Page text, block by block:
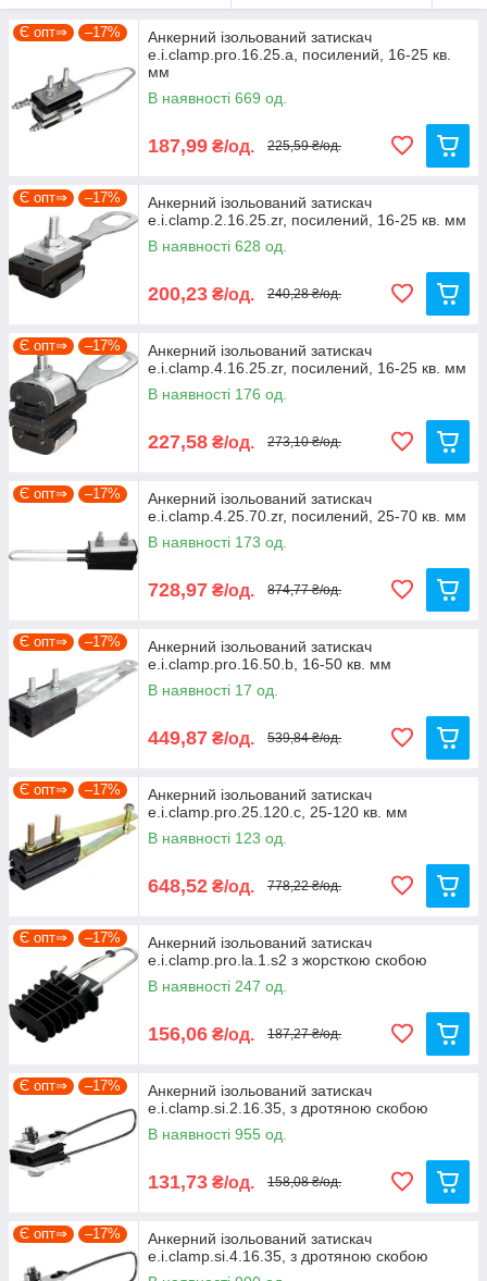
Є опт⇒ –17%
Анкерний ізольований затискач
e.i.clamp.pro.16.25.a, посилений, 16-25 кв.
мм
В наявності 669 од.
187,99 ₴/од. 225,59 ₴/од.
Є опт⇒ –17%
Анкерний ізольований затискач
e.i.clamp.2.16.25.zr, посилений, 16-25 кв. мм
В наявності 628 од.
200,23 ₴/од. 240,28 ₴/од.
Є опт⇒ –17%
Анкерний ізольований затискач
e.i.clamp.4.16.25.zr, посилений, 16-25 кв. мм
В наявності 176 од.
227,58 ₴/од. 273,10 ₴/од.
Є опт⇒ –17%
Анкерний ізольований затискач
e.i.clamp.4.25.70.zr, посилений, 25-70 кв. мм
В наявності 173 од.
728,97 ₴/од. 874,77 ₴/од.
Є опт⇒ –17%
Анкерний ізольований затискач
e.i.clamp.pro.16.50.b, 16-50 кв. мм
В наявності 17 од.
449,87 ₴/од. 539,84 ₴/од.
Є опт⇒ –17%
Анкерний ізольований затискач
e.i.clamp.pro.25.120.c, 25-120 кв. мм
В наявності 123 од.
648,52 ₴/од. 778,22 ₴/од.
Є опт⇒ –17%
Анкерний ізольований затискач
e.i.clamp.pro.la.1.s2 з жорсткою скобою
В наявності 247 од.
156,06 ₴/од. 187,27 ₴/од.
Є опт⇒ –17%
Анкерний ізольований затискач
e.i.clamp.si.2.16.35, з дротяною скобою
В наявності 955 од.
131,73 ₴/од. 158,08 ₴/од.
Є опт⇒ –17%
Анкерний ізольований затискач
e.i.clamp.si.4.16.35, з дротяною скобою